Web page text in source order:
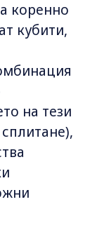
коренно
кубити,
на тези